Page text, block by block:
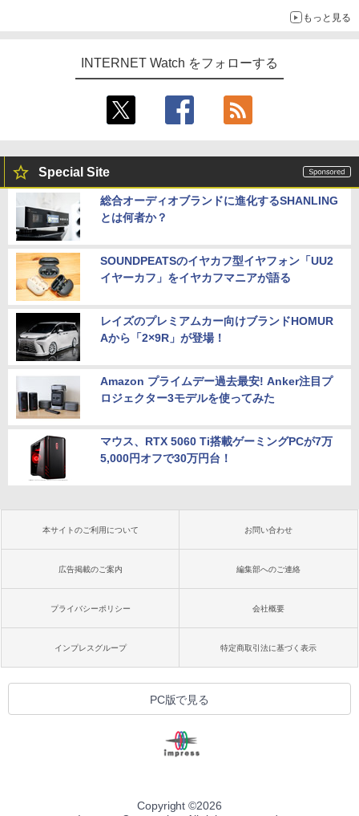
もっと見る
INTERNET Watch をフォローする
Special Site
総合オーディオブランドに進化するSHANLING
とは何者か？
SOUNDPEATSのイヤカフ型イヤフォン「UU2
イヤーカフ」をイヤカフマニアが語る
レイズのプレミアムカー向けブランドHOMUR
Aから「2×9R」が登場！
Amazon プライムデー過去最安! Anker注目プ
ロジェクター3モデルを使ってみた
マウス、RTX 5060 Ti搭載ゲーミングPCが7万
5,000円オフで30万円台！
本サイトのご利用について お問い合わせ
広告掲載のご案内 編集部へのご連絡
プライバシーポリシー 会社概要
インプレスグループ 特定商取引法に基づく表示
PC版で見る
Copyright ©2026